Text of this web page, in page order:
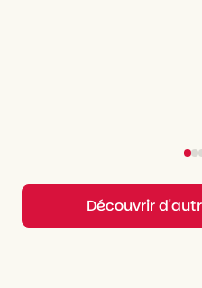
Découvrir